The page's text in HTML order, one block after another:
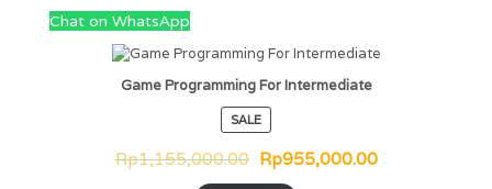
Chat on WhatsApp
Game Programming For Intermediate
SALE
Rp1,155,000.00 Rp955,000.00